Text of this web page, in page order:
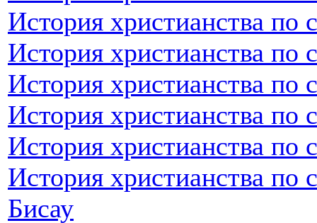
История христианства по
История христианства по
История христианства по
История христианства по
История христианства по
История христианства по
Бисау